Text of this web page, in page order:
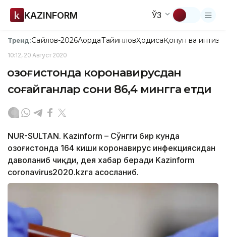
KAZINFORM ЎЗ
Тренд:Сайлов-2026АқордаТайинловҲодисаҚонун ва
10:12, 20 Август 2020
Қозоғистонда коронавирусдан
соғайганлар сони 86,4 мингга етди
NUR-SULTAN. Kazinform – Сўнгги бир кунда
Қозоғистонда 164 киши коронавирус инфекциясидан
даволаниб чиқди, дея хабар беради Kazinform
coronavirus2020.kzга асосланиб.